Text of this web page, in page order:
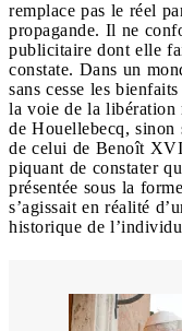
remplace pas le réel
propagande. Il ne
publicitaire dont elle
constate. Dans un
sans cesse les
la voie de la libération
de Houellebecq, sinon
de celui de Benoît
piquant de constater
présentée sous la
s’agissait en réalité
historique de